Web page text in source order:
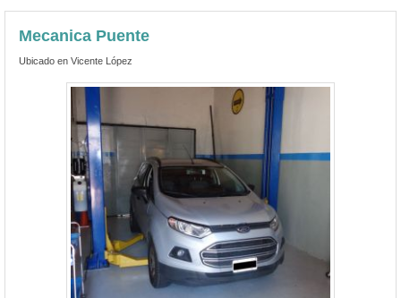
Mecanica Puente
Ubicado en Vicente López